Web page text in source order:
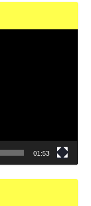
01:53